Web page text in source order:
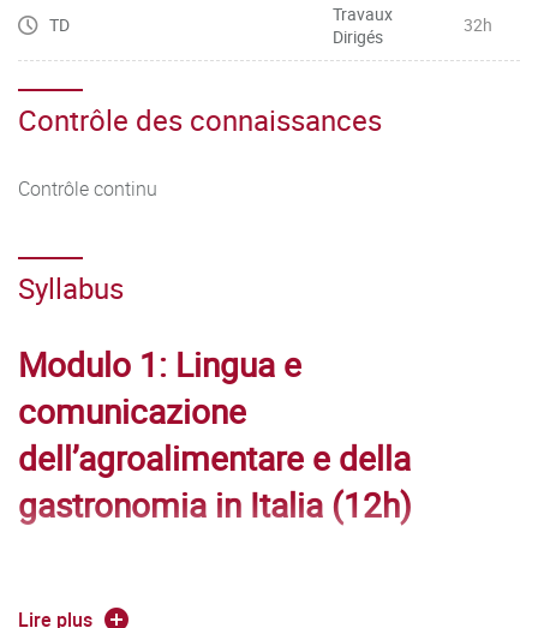
TD
Travaux
Dirigés
32h
Contrôle des connaissances
Contrôle continu
Syllabus
Modulo 1: Lingua e
comunicazione
dell’agroalimentare e della
gastronomia in Italia (12h)
Public : M1 LEACA
Lire plus